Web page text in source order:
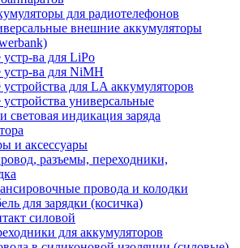
для радиотелефонов
внешние аккумуляторы
ва для LiPo
устр-ва для NiMH
для LA аккумуляторов
универсальные
световая индикация заряда
и аксессуары
разъемы, переходники,
провода и колодки
для зарядки (косичка)
силовой
для аккумуляторов